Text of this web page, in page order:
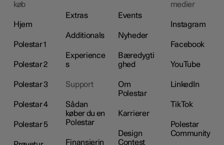
køb
Hjem
Polestar 1
Polestar 2
Polestar 3
Polestar 4
Polestar 5
Extras
Additionals
Experience
s
Support
Sådan
køber du en
Polestar
Finansierin
Events
Nyheder
Bæredygti
ghed
Om
Polestar
Karrierer
Design
Contest
medier
Instagram
Facebook
YouTube
LinkedIn
TikTok
Polestar
Community